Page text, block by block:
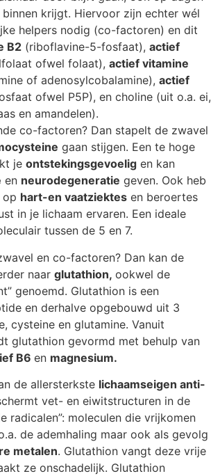
krijgt. Hiervoor zijn echter wél
helpers nodig (co-factoren) en dit
B2 (riboflavine-5-fosfaat), actief
ofwel folaat), actief vitamine
of adenosylcobalamine), actief
ofwel P5P), en choline (uit o.a. ei,
en amandelen).
co-factoren? Dan stapelt de zwavel
gaan stijgen. Een te hoge
je ontstekingsgevoelig en kan
en neurodegeneratie geven. Ook heb
op hart-en vaatziektes en beroertes
in je lichaam ervaren. Een ideale
tussen de 5 en 7.
en co-factoren? Dan kan de
naar glutathion, ookwel de
genoemd. Glutathion is een
en derhalve opgebouwd uit 3
cysteine en glutamine. Vanuit
glutathion gevormd met behulp van
B6 en magnesium.
de allersterkste lichaamseigen anti-
vet- en eiwitstructuren in de
radicalen”: moleculen die vrijkomen
de ademhaling maar ook als gevolg
metalen. Glutathion vangt deze vrije
ze onschadelijk. Glutathion